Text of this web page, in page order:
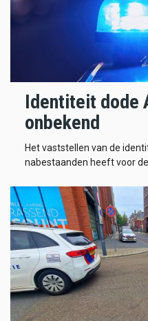
Identiteit dode
onbekend
Het vaststellen van de
nabestaanden heeft voor